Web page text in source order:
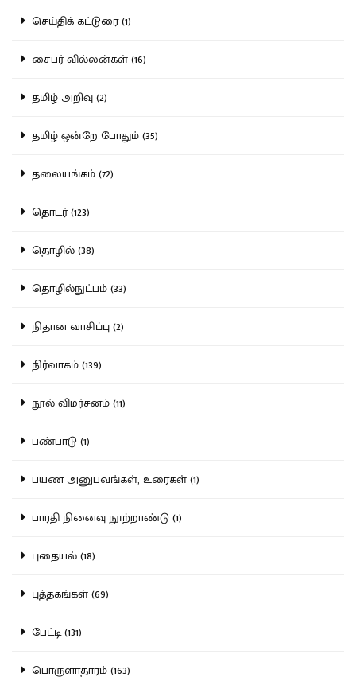
செய்திக் கட்டுரை (1)
சைபர் வில்லன்கள் (16)
தமிழ் அறிவு (2)
தமிழ் ஒன்றே போதும் (35)
தலையங்கம் (72)
தொடர் (123)
தொழில் (38)
தொழில்நுட்பம் (33)
நிதான வாசிப்பு (2)
நிர்வாகம் (139)
நூல் விமர்சனம் (11)
பண்பாடு (1)
பயண அனுபவங்கள், உரைகள் (1)
பாரதி நினைவு நூற்றாண்டு (1)
புதையல் (18)
புத்தகங்கள் (69)
பேட்டி (131)
பொருளாதாரம் (163)